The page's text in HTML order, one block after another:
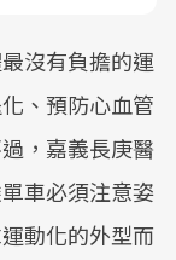
沒有負擔的運
、預防心血管
，嘉義長庚醫
車必須注意姿
動化的外型而